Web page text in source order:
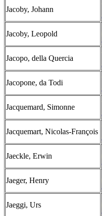
Jacoby, Johann
Jacoby, Leopold
Jacopo, della Quercia
Jacopone, da Todi
Jacquemard, Simonne
Jacquemart, Nicolas-François
Jaeckle, Erwin
Jaeger, Henry
Jaeggi, Urs